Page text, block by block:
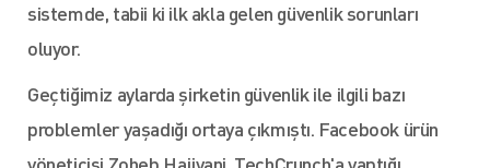
sistemde, tabii ki ilk akla gelen güvenlik sorunları
oluyor.
Geçtiğimiz aylarda şirketin güvenlik ile ilgili bazı
problemler yaşadığı ortaya çıkmıştı. Facebook ürün